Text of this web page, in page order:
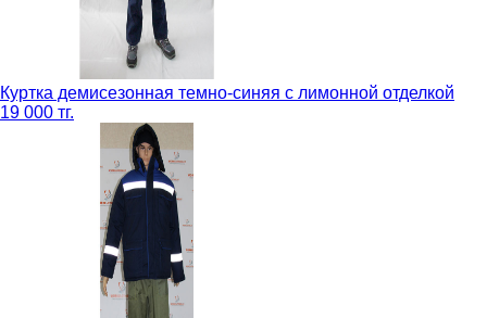
Куртка демисезонная темно-синяя с лимонной отделкой
19 000 тг.